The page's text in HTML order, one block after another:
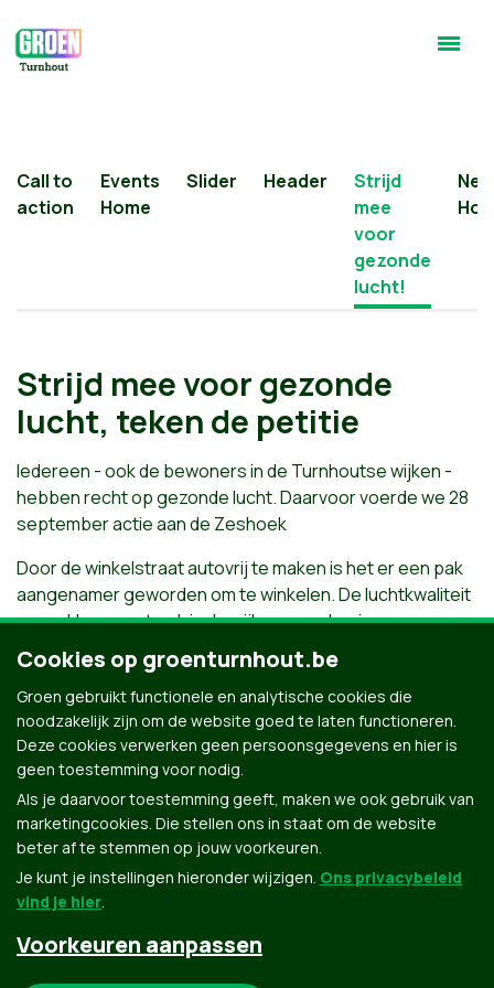
Call to
action
Events
Home
Slider Header
Strijd
mee
voor
gezonde
lucht!
Strijd mee voor gezonde
lucht, teken de petitie
Iedereen - ook de bewoners in de Turnhoutse wijken -
hebben recht op gezonde lucht. Daarvoor voerde we 28
september actie aan de Zeshoek
Door de winkelstraat autovrij te maken is het er een pak
aangenamer geworden om te winkelen. De luchtkwaliteit
aanpakken moet ook in de wijken en zeker in
schoolomgevingen. Wat we weten ondertussen -
uitlaatgassen tasten onze gezondheid aan!
Daarom teken de petitie van Groen,klik hier
Groen.be
Cookies op groenturnhout.be
Groen gebruikt functionele en analytische cookies die
noodzakelijk zijn om de website goed te laten functioneren.
Deze cookies verwerken geen persoonsgegevens en hier is
geen toestemming voor nodig.
Als je daarvoor toestemming geeft, maken we ook gebruik van
marketingcookies. Die stellen ons in staat om de website
beter af te stemmen op jouw voorkeuren.
Je kunt je instellingen hieronder wijzigen. Ons privacybeleid
vind je hier.
Voorkeuren aanpassen